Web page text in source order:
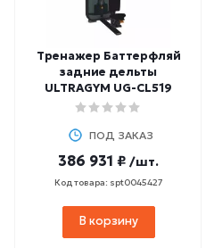
Тренажер Баттерфляй
задние дельты
ULTRAGYM UG-CL519
ПОД ЗАКАЗ
386 931 ₽ /шт.
Код товара: spt0045427
В корзину